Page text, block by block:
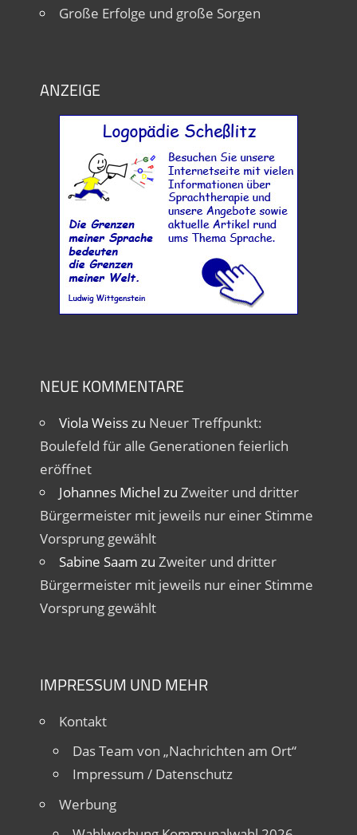
Große Erfolge und große Sorgen
ANZEIGE
NEUE KOMMENTARE
Viola Weisszu Neuer Treffpunkt:
Boulefeld für alle Generationen feierlich
eröffnet
Johannes Michel zu Zweiter und dritter
Bürgermeister mit jeweils nur einer Stimme
Vorsprung gewählt
Sabine Saam zu Zweiter und dritter
Bürgermeister mit jeweils nur einer Stimme
Vorsprung gewählt
IMPRESSUM UND MEHR
Kontakt
Das Team von „Nachrichten am Ort“
Impressum / Datenschutz
Werbung